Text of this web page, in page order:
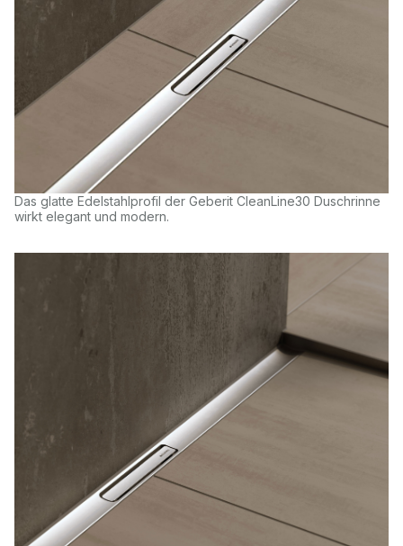
Das glatte Edelstahlprofil der Geberit CleanLine30 Duschrinne
wirkt elegant und modern.